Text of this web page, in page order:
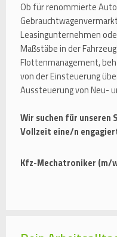
Ob für renommierte
Leasingunternehmen
Maßstäbe in der
Flottenmanagement,
von der Einsteuerung
Aussteuerung von Neu-
Wir suchen für
Vollzeit eine/n
Kfz-Mechatroniker (m/